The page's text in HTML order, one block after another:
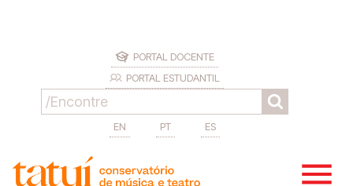
PORTAL DOCENTE
PORTAL ESTUDANTIL
EN PT ES